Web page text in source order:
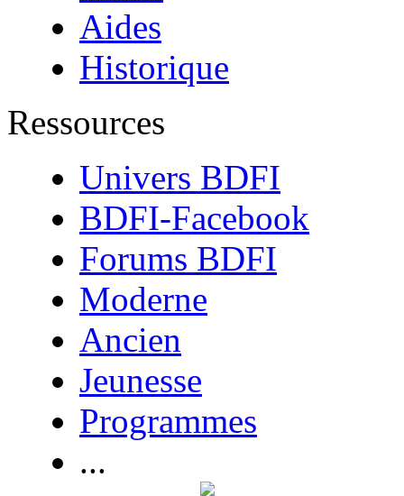
Aides
Historique
Ressources
Univers BDFI
BDFI-Facebook
Forums BDFI
Moderne
Ancien
Jeunesse
Programmes
...